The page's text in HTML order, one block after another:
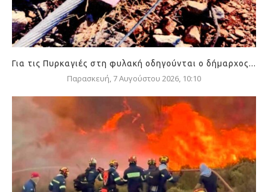
Για τις Πυρκαγιές στη φυλακή οδηγούνται ο δήμαρχος...
Παρασκευή, 7 Αυγούστου 2026, 10:10